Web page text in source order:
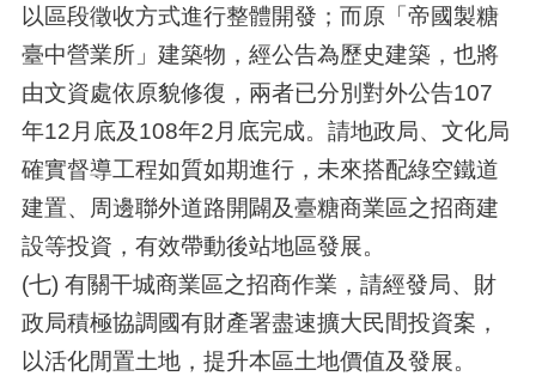
以區段徵收方式進行整體開發；而原「帝國製糖
臺中營業所」建築物，經公告為歷史建築，也將
由文資處依原貌修復，兩者已分別對外公告107
年12月底及108年2月底完成。請地政局、文化局
確實督導工程如質如期進行，未來搭配綠空鐵道
建置、周邊聯外道路開闢及臺糖商業區之招商建
設等投資，有效帶動後站地區發展。
(七) 有關干城商業區之招商作業，請經發局、財
政局積極協調國有財產署盡速擴大民間投資案，
以活化閒置土地，提升本區土地價值及發展。